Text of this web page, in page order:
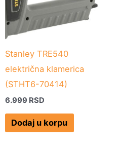
Stanley TRE540
električna klamerica
(STHT6-70414)
6.999 RSD
Dodaj u korpu